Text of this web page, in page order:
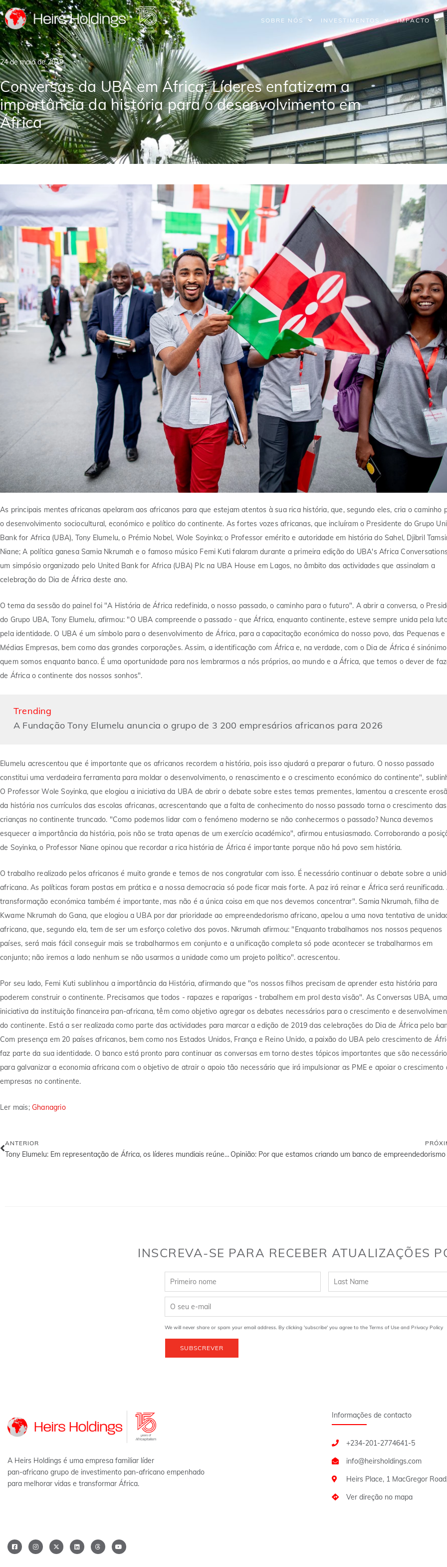
SOBRE NÓS INVESTIMENTOS IMPACTO
24 de maio de 2019
Conversas da UBA em África: Líderes enfatizam a
importância da história para o desenvolvimento em
África
As principais mentes africanas apelaram aos africanos para que estejam atentos à sua rica história, que, segundo eles, cria o caminho
o desenvolvimento sociocultural, económico e político do continente. As fortes vozes africanas, que incluíram o Presidente do Grupo
Bank for Africa (UBA), Tony Elumelu, o Prémio Nobel, Wole Soyinka; o Professor emérito e autoridade em história do Sahel, Djibril
Niane; A política ganesa Samia Nkrumah e o famoso músico Femi Kuti falaram durante a primeira edição do UBA's Africa
um simpósio organizado pelo United Bank for Africa (UBA) Plc na UBA House em Lagos, no âmbito das actividades que assinalam a
celebração do Dia de África deste ano.
O tema da sessão do painel foi "A História de África redefinida, o nosso passado, o caminho para o futuro". A abrir a conversa, o
do Grupo UBA, Tony Elumelu, afirmou: "O UBA compreende o passado - que África, enquanto continente, esteve sempre unida pela
pela identidade. O UBA é um símbolo para o desenvolvimento de África, para a capacitação económica do nosso povo, das Pequenas e
Médias Empresas, bem como das grandes corporações. Assim, a identificação com África e, na verdade, com o Dia de África é
quem somos enquanto banco. É uma oportunidade para nos lembrarmos a nós próprios, ao mundo e a África, que temos o dever de
de África o continente dos nossos sonhos".
Trending
A Fundação Tony Elumelu anuncia o grupo de 3 200 empresários africanos para 2026
Elumelu acrescentou que é importante que os africanos recordem a história, pois isso ajudará a preparar o futuro. O nosso passado
constitui uma verdadeira ferramenta para moldar o desenvolvimento, o renascimento e o crescimento económico do continente",
O Professor Wole Soyinka, que elogiou a iniciativa da UBA de abrir o debate sobre estes temas prementes, lamentou a crescente
da história nos currículos das escolas africanas, acrescentando que a falta de conhecimento do nosso passado torna o crescimento das
crianças no continente truncado. "Como podemos lidar com o fenómeno moderno se não conhecermos o passado? Nunca devemos
esquecer a importância da história, pois não se trata apenas de um exercício académico", afirmou entusiasmado. Corroborando a
de Soyinka, o Professor Niane opinou que recordar a rica história de África é importante porque não há povo sem história.
O trabalho realizado pelos africanos é muito grande e temos de nos congratular com isso. É necessário continuar o debate sobre a
africana. As políticas foram postas em prática e a nossa democracia só pode ficar mais forte. A paz irá reinar e África será reunificada.
transformação económica também é importante, mas não é a única coisa em que nos devemos concentrar". Samia Nkrumah, filha de
Kwame Nkrumah do Gana, que elogiou a UBA por dar prioridade ao empreendedorismo africano, apelou a uma nova tentativa de
africana, que, segundo ela, tem de ser um esforço coletivo dos povos. Nkrumah afirmou: "Enquanto trabalhamos nos nossos pequenos
países, será mais fácil conseguir mais se trabalharmos em conjunto e a unificação completa só pode acontecer se trabalharmos em
conjunto; não iremos a lado nenhum se não usarmos a unidade como um projeto político". acrescentou.
Por seu lado, Femi Kuti sublinhou a importância da História, afirmando que "os nossos filhos precisam de aprender esta história para
poderem construir o continente. Precisamos que todos - rapazes e raparigas - trabalhem em prol desta visão". As Conversas UBA, uma
iniciativa da instituição financeira pan-africana, têm como objetivo agregar os debates necessários para o crescimento e
do continente. Está a ser realizada como parte das actividades para marcar a edição de 2019 das celebrações do Dia de África pelo
Com presença em 20 países africanos, bem como nos Estados Unidos, França e Reino Unido, a paixão do UBA pelo crescimento de
faz parte da sua identidade. O banco está pronto para continuar as conversas em torno destes tópicos importantes que são
para galvanizar a economia africana com o objetivo de atrair o apoio tão necessário que irá impulsionar as PME e apoiar o crescimento
empresas no continente.
Ler mais; Ghanagrio
ANTERIOR
Tony Elumelu: Em representação de África, os líderes mundiais reúnem-se na Cimeira "Tech for Good" do Presidente Macron
INSCREVA-SE PARA RECEBER ATUALIZAÇÕES
We will never share or spam your email address. By clicking 'subscribe' you agree to the Terms of Use and Privacy Policy
SUBSCREVER
A Heirs Holdings é uma empresa familiar líder
pan-africano grupo de investimento pan-africano empenhado
para melhorar vidas e transformar África.
Informações de contacto
+234-201-2774641-5
Heirs Place, 1 MacGregor
Ver direção no mapa